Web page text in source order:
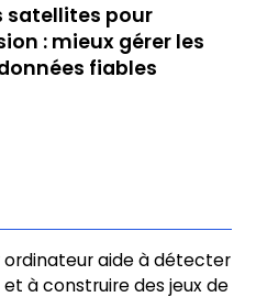
satellites pour
: mieux gérer les
fiables